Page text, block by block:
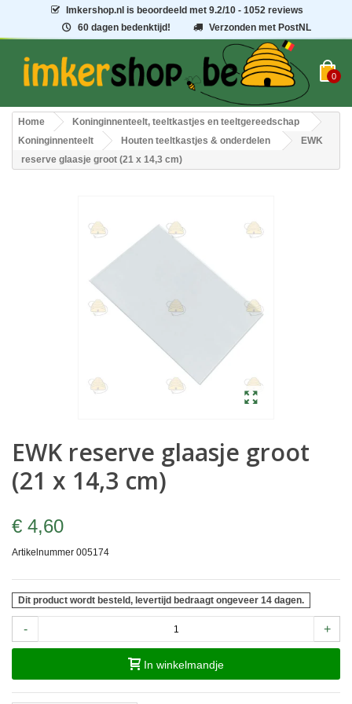
Imkershop.nl is beoordeeld met9.2/10 - 1052 reviews
60 dagen bedenktijd!
Verzonden met PostNL
0
Home
Koninginnenteelt, teeltkastjes en teeltgereedschap
Koninginnenteelt
Houten teeltkastjes & onderdelen
EWK
reserve glaasje groot (21 x 14,3 cm)
EWK reserve glaasje groot
(21 x 14,3 cm)
€ 4,60
Artikelnummer 005174
Dit product wordt besteld, levertijd bedraagt ongeveer 14 dagen.
- +
In winkelmandje